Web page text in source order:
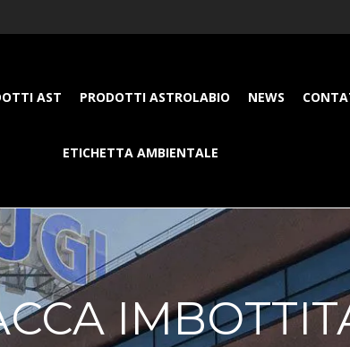
AST PRODOTTI ASTROLABIO NEWS
ETICHETTA AMBIENTALE